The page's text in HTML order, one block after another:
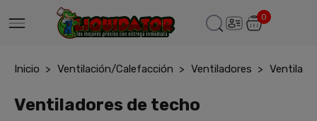
0
Inicio Ventilación/Calefacción Ventiladores
Ventiladores de techo